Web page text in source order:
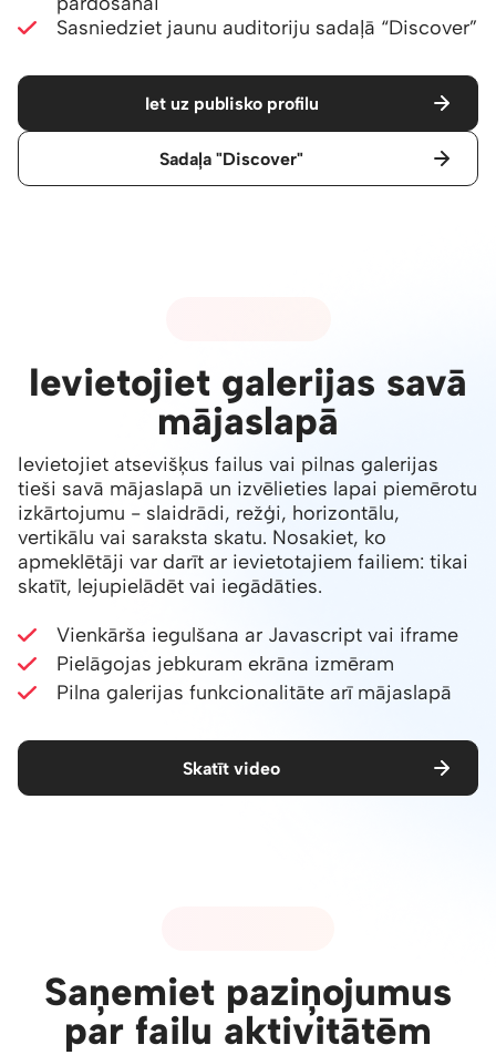
Sasniedziet jaunu auditoriju sadaļā “Discover”
Iet uz publisko profilu
Sadaļa "Discover"
Ievietojiet galerijas savā
mājaslapā
Ievietojiet atsevišķus failus vai pilnas galerijas
tieši savā mājaslapā un izvēlieties lapai piemērotu
izkārtojumu - slaidrādi, režģi, horizontālu,
vertikālu vai saraksta skatu. Nosakiet, ko
apmeklētāji var darīt ar ievietotajiem failiem: tikai
skatīt, lejupielādēt vai iegādāties.
Vienkārša iegulšana ar Javascript vai iframe
Pielāgojas jebkuram ekrāna izmēram
Pilna galerijas funkcionalitāte arī mājaslapā
Skatīt video
Saņemiet paziņojumus
par failu aktivitātēm